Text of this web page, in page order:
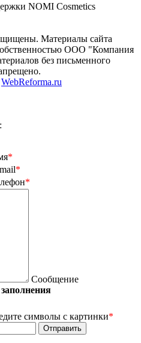
NOMI Сosmetics
Материалы сайта
ООО "Компания
без письменного
WebReforma.ru
*
*
*
Сообщение
символы с картинки*